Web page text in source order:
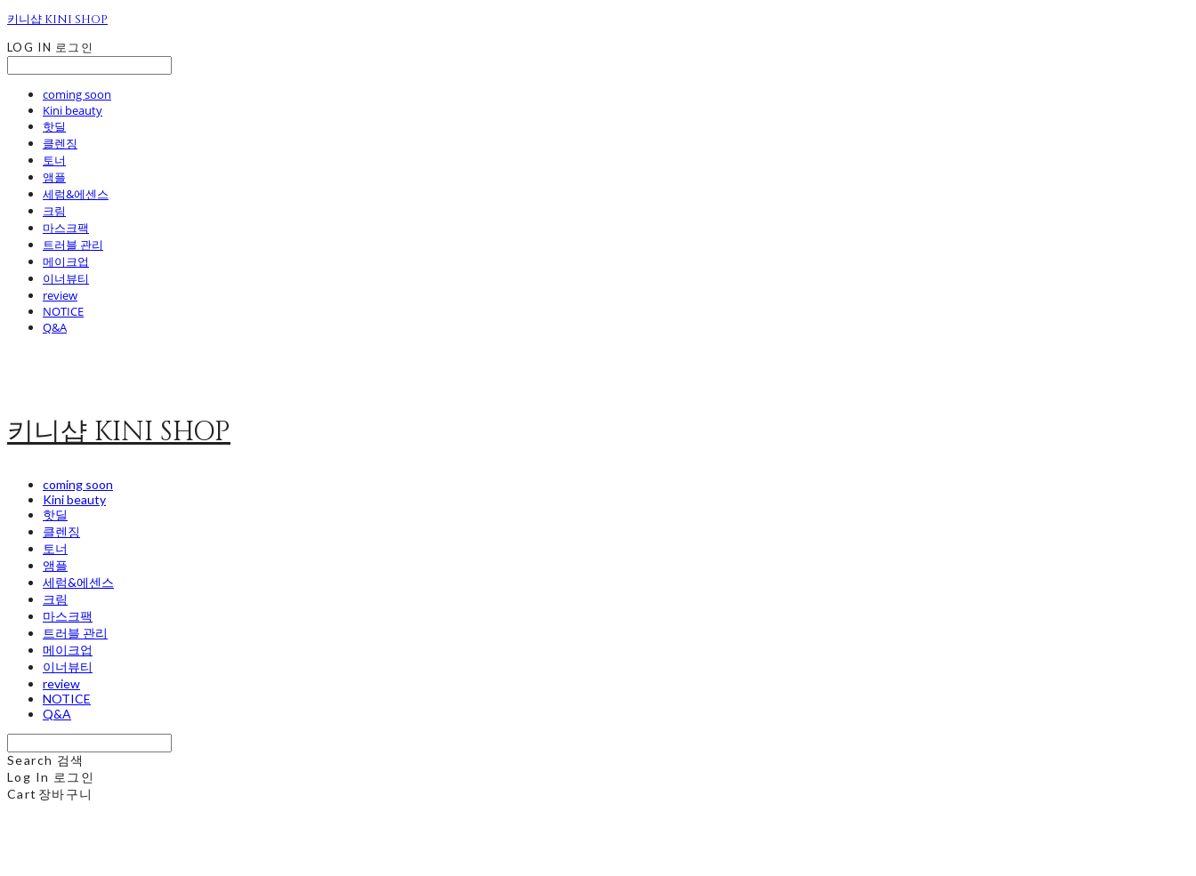
키니샵 KINI SHOP
LOG IN 로그인
coming soon
Kini beauty
핫딜
클렌징
토너
앰플
세럼&에센스
크림
마스크팩
트러블 관리
메이크업
이너뷰티
review
NOTICE
Q&A
키니샵 KINI SHOP
coming soon
Kini beauty
핫딜
클렌징
토너
앰플
세럼&에센스
크림
마스크팩
트러블 관리
메이크업
이너뷰티
review
NOTICE
Q&A
Search 검색
Log In 로그인
Cart 장바구니